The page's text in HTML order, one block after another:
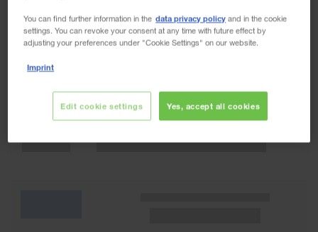
You can find further information in the data privacy policy and in the cookie
settings. You can revoke your consent at any time with future effect by
adjusting your preferences under "Cookie Settings" on our website.
Imprint
Yes, accept all cookies
Edit cookie settings